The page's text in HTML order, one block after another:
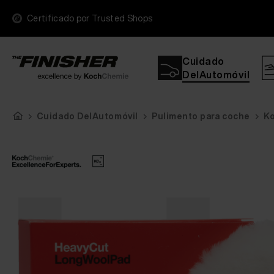
Certificado por Trusted Shops
Cuidado
DelAutomóvil
Cuidado DelAutomóvil Pulimento para coche